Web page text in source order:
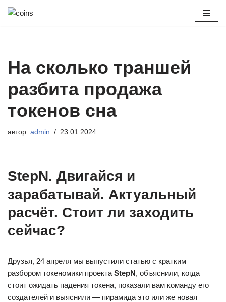
На сколько траншей
разбита продажа
токенов сна
автор: admin 23.01.2024
StepN. Двигайся и
зарабатывай. Актуальный
расчёт. Стоит ли заходить
сейчас?
Друзья, 24 апреля мы выпустили статью с кратким
разбором токеномики проекта StepN, объяснили, когда
стоит ожидать падения токена, показали вам команду его
создателей и выяснили — пирамида это или же новая